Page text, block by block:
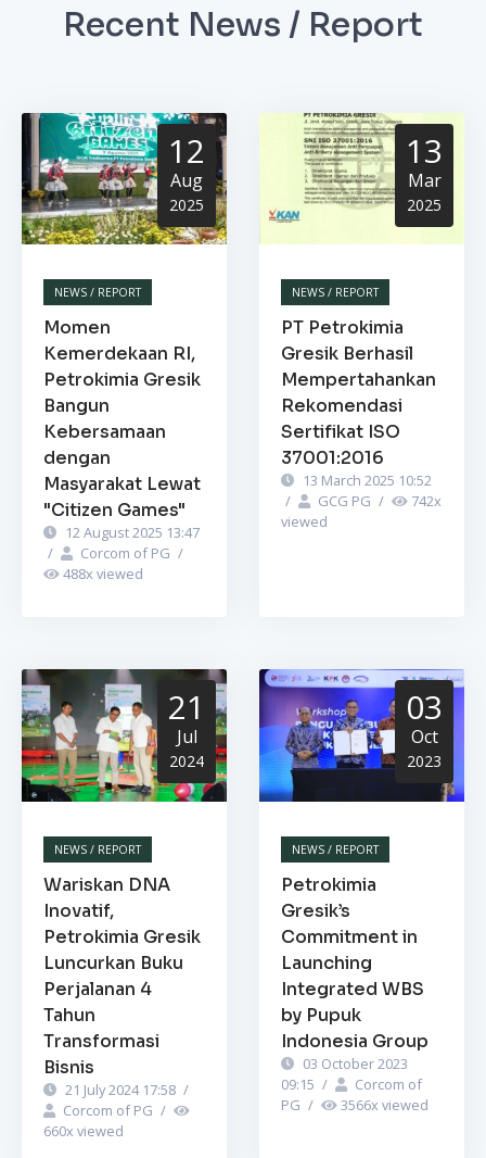
Recent News / Report
12
Aug
2025
NEWS / REPORT
Momen
Kemerdekaan RI,
Petrokimia Gresik
Bangun
Kebersamaan
dengan
Masyarakat Lewat
"Citizen Games"
12 August 2025 13:47
/
Corcom of PG /
488x viewed
13
Mar
2025
NEWS / REPORT
PT Petrokimia
Gresik Berhasil
Mempertahankan
Rekomendasi
Sertifikat ISO
37001:2016
13 March 2025 10:52
/
GCG PG / 742x
viewed
21
Jul
2024
NEWS / REPORT
Wariskan DNA
Inovatif,
Petrokimia Gresik
Luncurkan Buku
Perjalanan 4
Tahun
Transformasi
Bisnis
21 July 2024 17:58 /
Corcom of PG /
660x viewed
03
Oct
2023
NEWS / REPORT
Petrokimia
Gresik’s
Commitment in
Launching
Integrated WBS
by Pupuk
Indonesia Group
03 October 2023
09:15 /
Corcom of
PG / 3566x viewed